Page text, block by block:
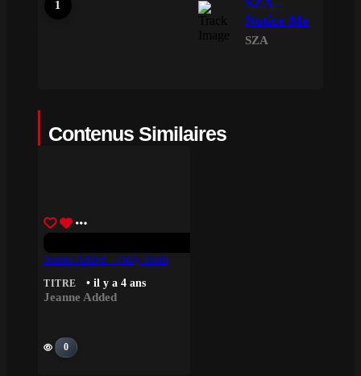
Notice Me
SZA
Contenus Similaires
Jeanne Added – Only Truth
TITRE • il y a 4 ans
Jeanne Added
0